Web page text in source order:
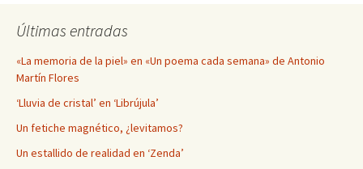
Últimas entradas
«La memoria de la piel» en «Un poema cada semana» de Antonio
Martín Flores
‘Lluvia de cristal’ en ‘Librújula’
Un fetiche magnético, ¿levitamos?
Un estallido de realidad en ‘Zenda’